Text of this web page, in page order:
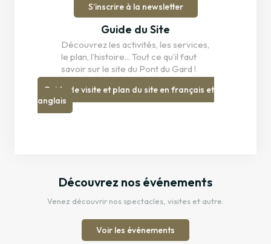
S’inscrire à la newsletter
Guide du Site
Découvrez les activités, les services,
le plan, l’histoire... Tout ce qu’il faut
savoir sur le site du Pont du Gard !
Guide de visite et plan du site en français et
anglais
Découvrez nos événements
Venez découvrir nos spectacles, visites et autre.
Voir les événements